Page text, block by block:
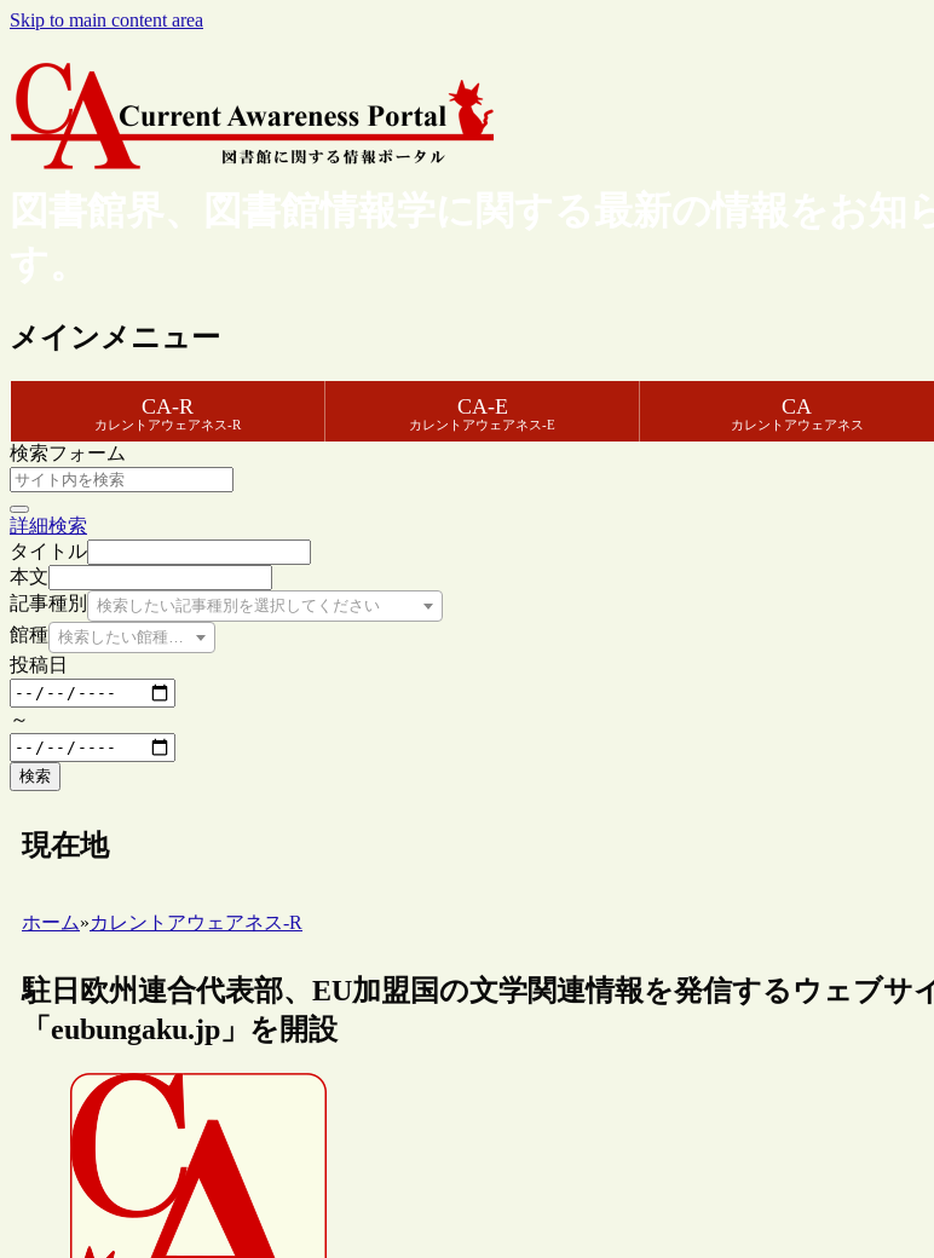
Skip to main content area
図書館界、図書館情報学に関する最新の情報をお
す。
メインメニュー
CA-R
カレントアウェアネス-R
CA-E
カレントアウェアネス-E
CA
カレントアウェアネス
検索フォーム
詳細検索
タイトル
本文
記事種別
検索したい記事種別を選択してください
館種 検索したい館種を選択してください
投稿日
～
検索
現在地
ホーム»カレントアウェアネス-R
駐日欧州連合代表部、EU加盟国の文学関連情報を発信するウェブサ
「eubungaku.jp」を開設